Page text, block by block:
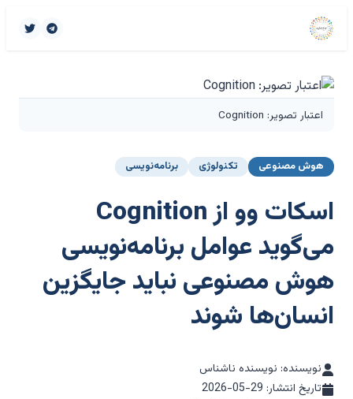
اعتبار تصویر: Cognition
هوش مصنوعی تکنولوژی برنامه‌نویسی
اسکات وو از Cognition
می‌گوید عوامل برنامه‌نویسی
هوش مصنوعی نباید جایگزین
انسان‌ها شوند
نویسنده: نویسنده ناشناس
تاریخ انتشار: 2026-05-29